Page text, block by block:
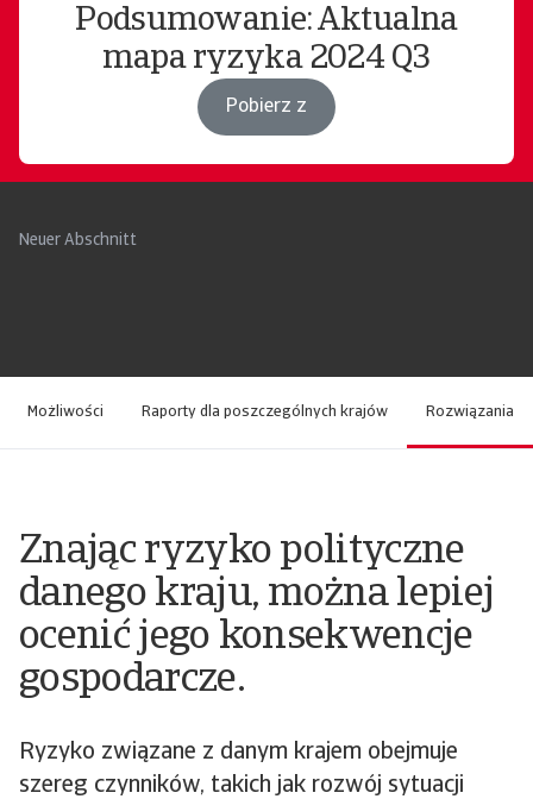
Podsumowanie: Aktualna
mapa ryzyka 2024 Q3
Pobierz z
Neuer Abschnitt
Możliwości Raporty dla poszczególnych krajów Rozwiązania
Znając ryzyko polityczne
danego kraju, można lepiej
ocenić jego konsekwencje
gospodarcze.
Ryzyko związane z danym krajem obejmuje
szereg czynników, takich jak rozwój sytuacji